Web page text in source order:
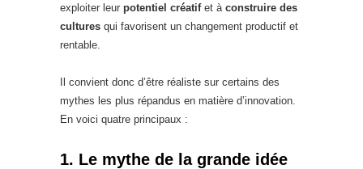
exploiter leur potentiel créatifet à construire des
cultures qui favorisent un changement productif et
rentable.
Il convient donc d’être réaliste sur certains des
mythes les plus répandus en matière d’innovation.
En voici quatre principaux :
1. Le mythe de la grande idée